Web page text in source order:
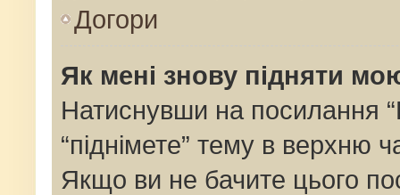
Догори
Як мені знову підняти
Натиснувши на посилання
“піднімете” тему в верхню
Якщо ви не бачите цього